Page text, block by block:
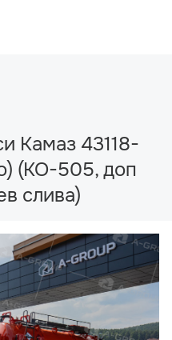
Камаз 43118-
(КО-505, доп
слива)